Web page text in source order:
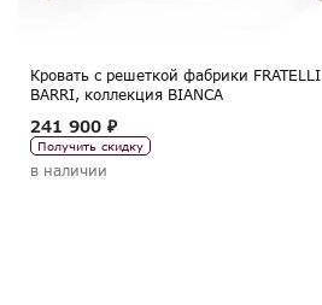
Кровать с решеткой фабрики FRATELLI
BARRI, коллекция BIANCA
241 900 ₽
Получить скидку
в наличии